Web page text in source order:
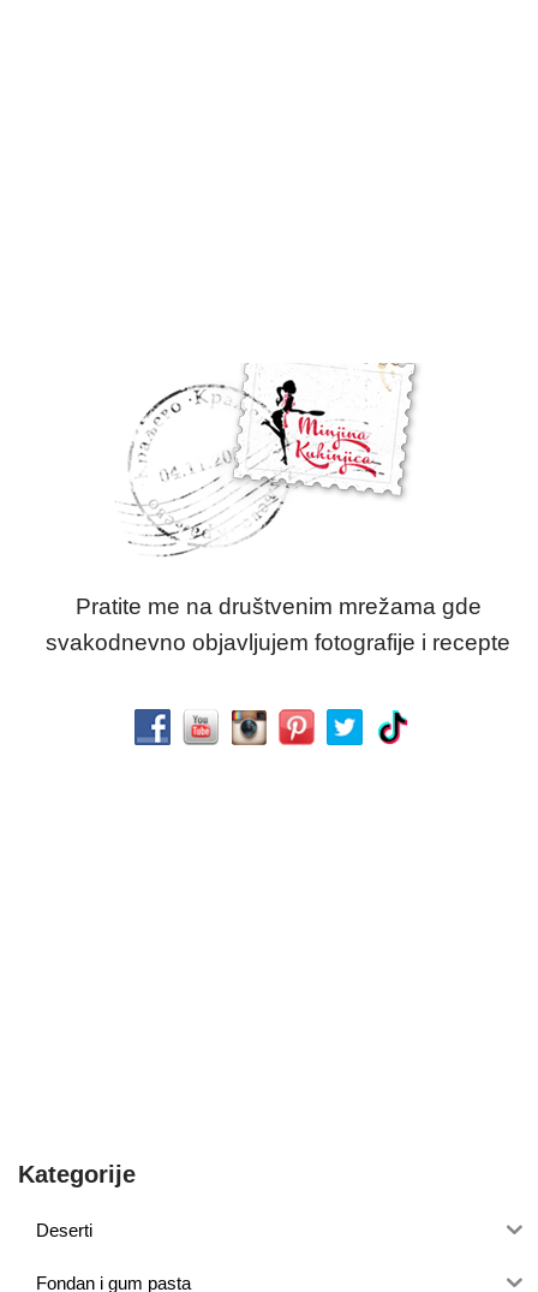
Pratite me na društvenim mrežama gde
svakodnevno objavljujem fotografije i recepte
Kategorije
Deserti
Fondan i gum pasta